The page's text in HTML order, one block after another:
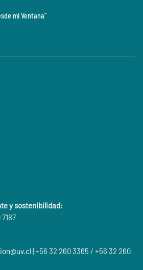
mi Ventana"
y sostenibilidad:
| +56 32 260 3365 / +56 32 260